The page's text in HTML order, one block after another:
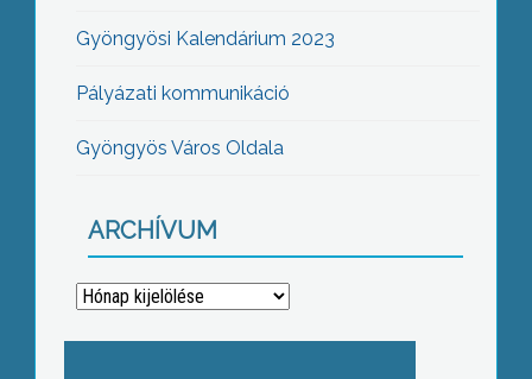
Gyöngyösi Kalendárium 2023
Pályázati kommunikáció
Gyöngyös Város Oldala
ARCHÍVUM
Archívum